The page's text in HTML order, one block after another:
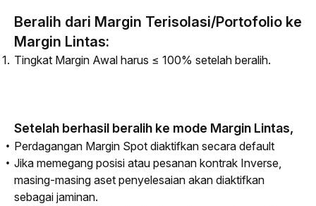
Beralih dari Margin Terisolasi/Portofolio ke
Margin Lintas:
Tingkat Margin Awal harus ≤ 100% setelah beralih.
Setelah berhasil beralih ke mode Margin Lintas,
Perdagangan Margin Spot diaktifkan secara default
Jika memegang posisi atau pesanan kontrak Inverse,
masing-masing aset penyelesaian akan diaktifkan
sebagai jaminan.